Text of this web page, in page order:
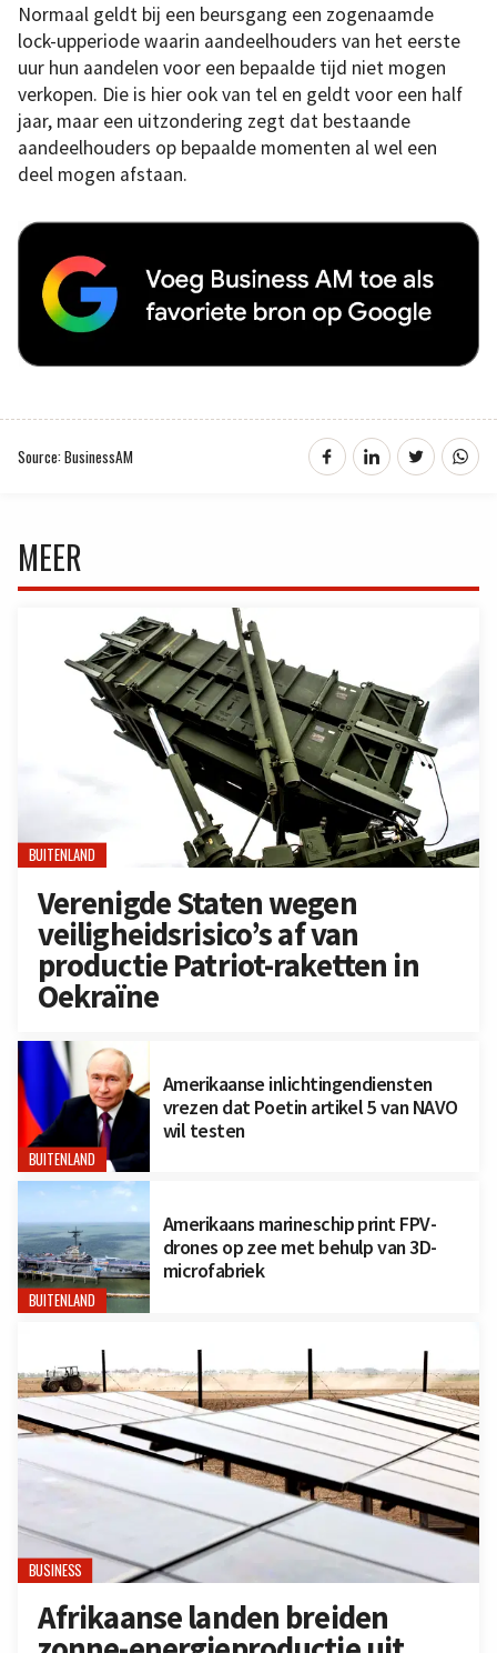
Normaal geldt bij een beursgang een zogenaamde
lock-upperiode waarin aandeelhouders van het eerste
uur hun aandelen voor een bepaalde tijd niet mogen
verkopen. Die is hier ook van tel en geldt voor een half
jaar, maar een uitzondering zegt dat bestaande
aandeelhouders op bepaalde momenten al wel een
deel mogen afstaan.
Source: BusinessAM
MEER
BUITENLAND
Verenigde Staten wegen
veiligheidsrisico’s af van
productie Patriot-raketten in
Oekraïne
BUITENLAND
Amerikaanse inlichtingendiensten
vrezen dat Poetin artikel 5 van NAVO
wil testen
BUITENLAND
Amerikaans marineschip print FPV-
drones op zee met behulp van 3D-
microfabriek
BUSINESS
Afrikaanse landen breiden